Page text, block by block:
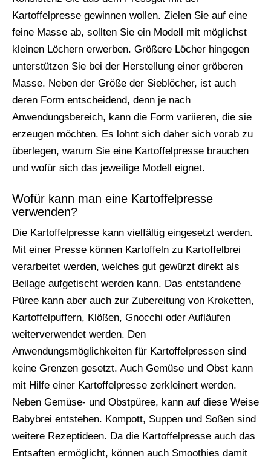
Kartoffelpresse gewinnen wollen. Zielen Sie auf eine
feine Masse ab, sollten Sie ein Modell mit möglichst
kleinen Löchern erwerben. Größere Löcher hingegen
unterstützen Sie bei der Herstellung einer gröberen
Masse. Neben der Größe der Sieblöcher, ist auch
deren Form entscheidend, denn je nach
Anwendungsbereich, kann die Form variieren, die sie
erzeugen möchten. Es lohnt sich daher sich vorab zu
überlegen, warum Sie eine Kartoffelpresse brauchen
und wofür sich das jeweilige Modell eignet.
Wofür kann man eine Kartoffelpresse
verwenden?
Die Kartoffelpresse kann vielfältig eingesetzt werden.
Mit einer Presse können Kartoffeln zu Kartoffelbrei
verarbeitet werden, welches gut gewürzt direkt als
Beilage aufgetischt werden kann. Das entstandene
Püree kann aber auch zur Zubereitung von Kroketten,
Kartoffelpuffern, Klößen, Gnocchi oder Aufläufen
weiterverwendet werden. Den
Anwendungsmöglichkeiten für Kartoffelpressen sind
keine Grenzen gesetzt. Auch Gemüse und Obst kann
mit Hilfe einer Kartoffelpresse zerkleinert werden.
Neben Gemüse- und Obstpüree, kann auf diese Weise
Babybrei entstehen. Kompott, Suppen und Soßen sind
weitere Rezeptideen. Da die Kartoffelpresse auch das
Entsaften ermöglicht, können auch Smoothies damit